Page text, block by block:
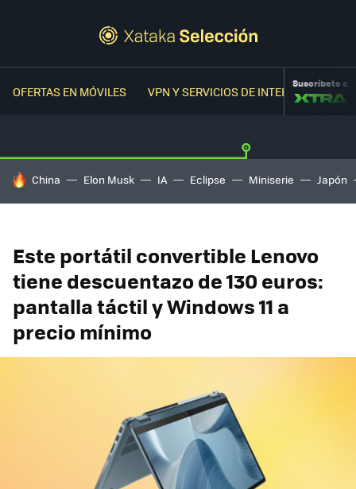
OFERTAS EN MÓVILES VPN Y SERVICIOS DE INTERNETSuscríbete a
HOY SE HABLA DE
China Elon Musk IA Eclipse Miniserie Japón
Este portátil convertible Lenovo
tiene descuentazo de 130 euros:
pantalla táctil y Windows 11 a
precio mínimo